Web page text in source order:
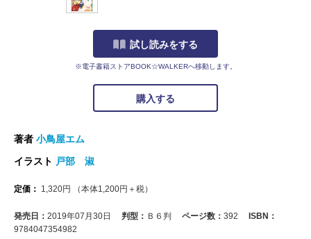
試し読みをする
※電子書籍ストアBOOK☆WALKERへ移動します。
購入する
著者 小鳥屋エム
イラスト 戸部 淑
定価： 1,320円 （本体1,200円＋税）
発売日： 2019年07月30日 判型： Ｂ６判 ページ数： 392
ISBN：
9784047354982